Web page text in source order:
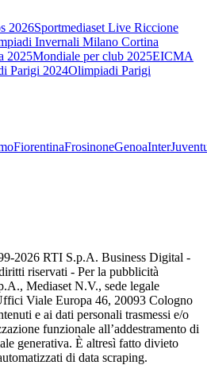
2026Sportmediaset Live Riccione
Invernali Milano Cortina
2025Mondiale per club 2025EICMA
Parigi 2024Olimpiadi Parigi
FiorentinaFrosinoneGenoaInter
2026 RTI S.p.A. Business Digital -
riservati - Per la pubblicità
Mediaset N.V., sede legale
Viale Europa 46, 20093 Cologno
e ai dati personali trasmessi e/o
funzionale all’addestramento di
generativa. È altresì fatto divieto
di data scraping.